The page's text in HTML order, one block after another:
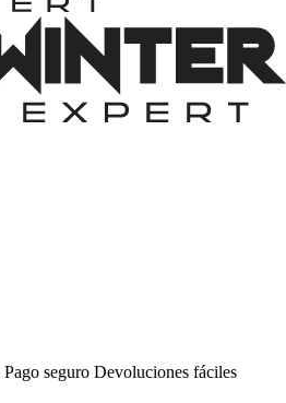
Pago seguro Devoluciones fáciles